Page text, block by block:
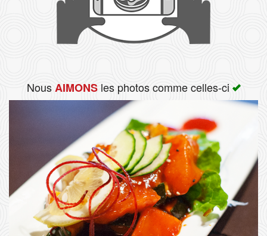
NousAIMONSles photos comme celles-ci